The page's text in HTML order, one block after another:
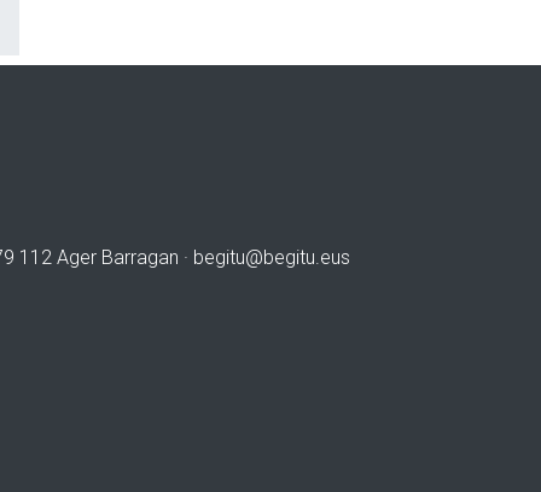
112 Ager Barragan · begitu@begitu.eus